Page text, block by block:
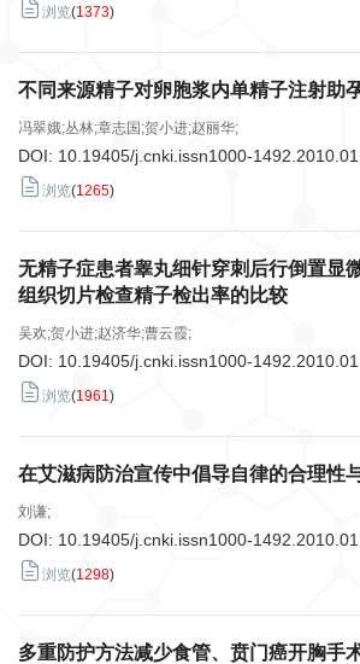
浏览(1373)
不同来源精子对卵胞浆内单精子注射助
冯翠娥;丛林;章志国;贺小进;赵丽华;
DOI: 10.19405/j.cnki.issn1000-
浏览(1265)
无精子症患者睾丸细针穿刺后行倒置显
组织切片检查精子检出率的比较
吴欢;贺小进;赵济华;曹云霞;
DOI: 10.19405/j.cnki.issn1000-
浏览(1961)
在艾滋病防治宣传中倡导自律的合理性
刘谦;
DOI: 10.19405/j.cnki.issn1000-
浏览(1298)
多重防护方法减少食管、贲门癌开胸手